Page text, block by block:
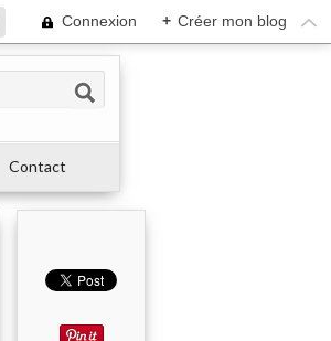
Connexion + Créer mon blog
Contact